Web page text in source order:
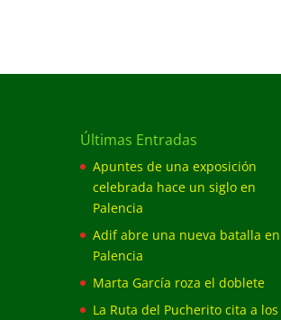
Últimas Entradas
Apuntes de una exposición
celebrada hace un siglo en
Palencia
Adif abre una nueva batalla en
Palencia
Marta García roza el doblete
La Ruta del Pucherito cita a los